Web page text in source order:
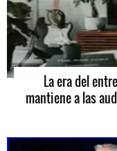
La era del
mantiene a las